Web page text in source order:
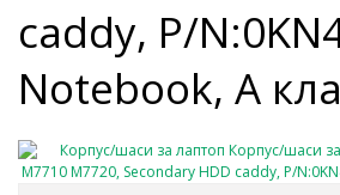
caddy, P/
Notebook, А